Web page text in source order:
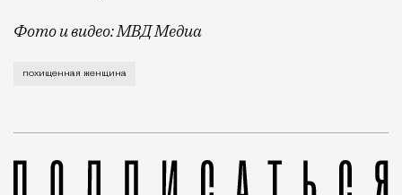
Фото и видео: МВД Медиа
История, напоминающая криминальный фильм,
похищенная женщина